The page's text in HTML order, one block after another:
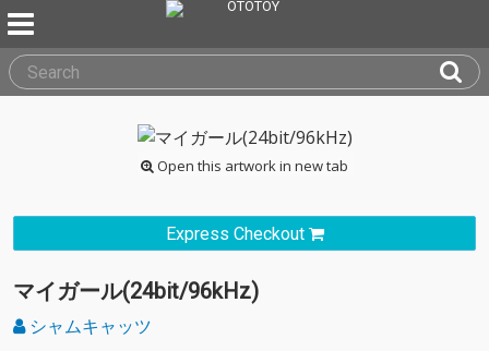
Open this artwork in new tab
Express Checkout
マイガール(24bit/96kHz)
シャムキャッツ